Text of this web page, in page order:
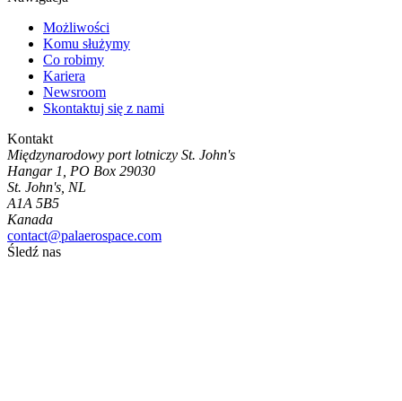
Możliwości
Komu służymy
Co robimy
Kariera
Newsroom
Skontaktuj się z nami
Kontakt
Międzynarodowy port lotniczy St. John's
Hangar 1, PO Box 29030
St. John's, NL
A1A 5B5
Kanada
contact@palaerospace.com
Śledź nas